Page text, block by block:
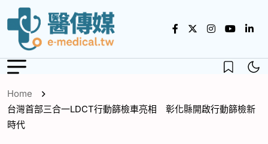
Home
台灣首部三合一LDCT行動篩檢車亮相 彰化縣開啟行動篩檢新
時代